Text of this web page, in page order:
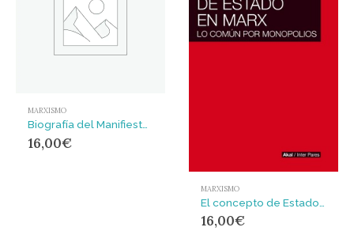
MARXISMO
16,00€
MARXISMO
16,00€